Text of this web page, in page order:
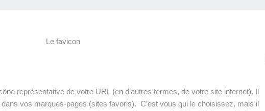
représentative de votre URL (en d’autres termes, de votre site internet). Il
vos marques-pages (sites favoris). C’est vous qui le choisissez, mais il